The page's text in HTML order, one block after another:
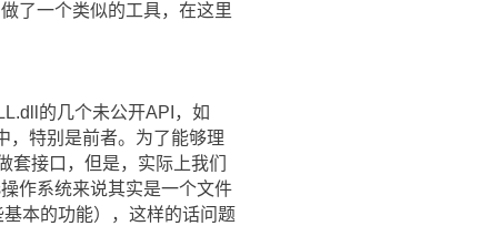
了一个类似的工具，在这里
的几个未公开API，如
，特别是前者。为了能够理
接口，但是，实际上我们
作系统来说其实是一个文件
本的功能），这样的话问题